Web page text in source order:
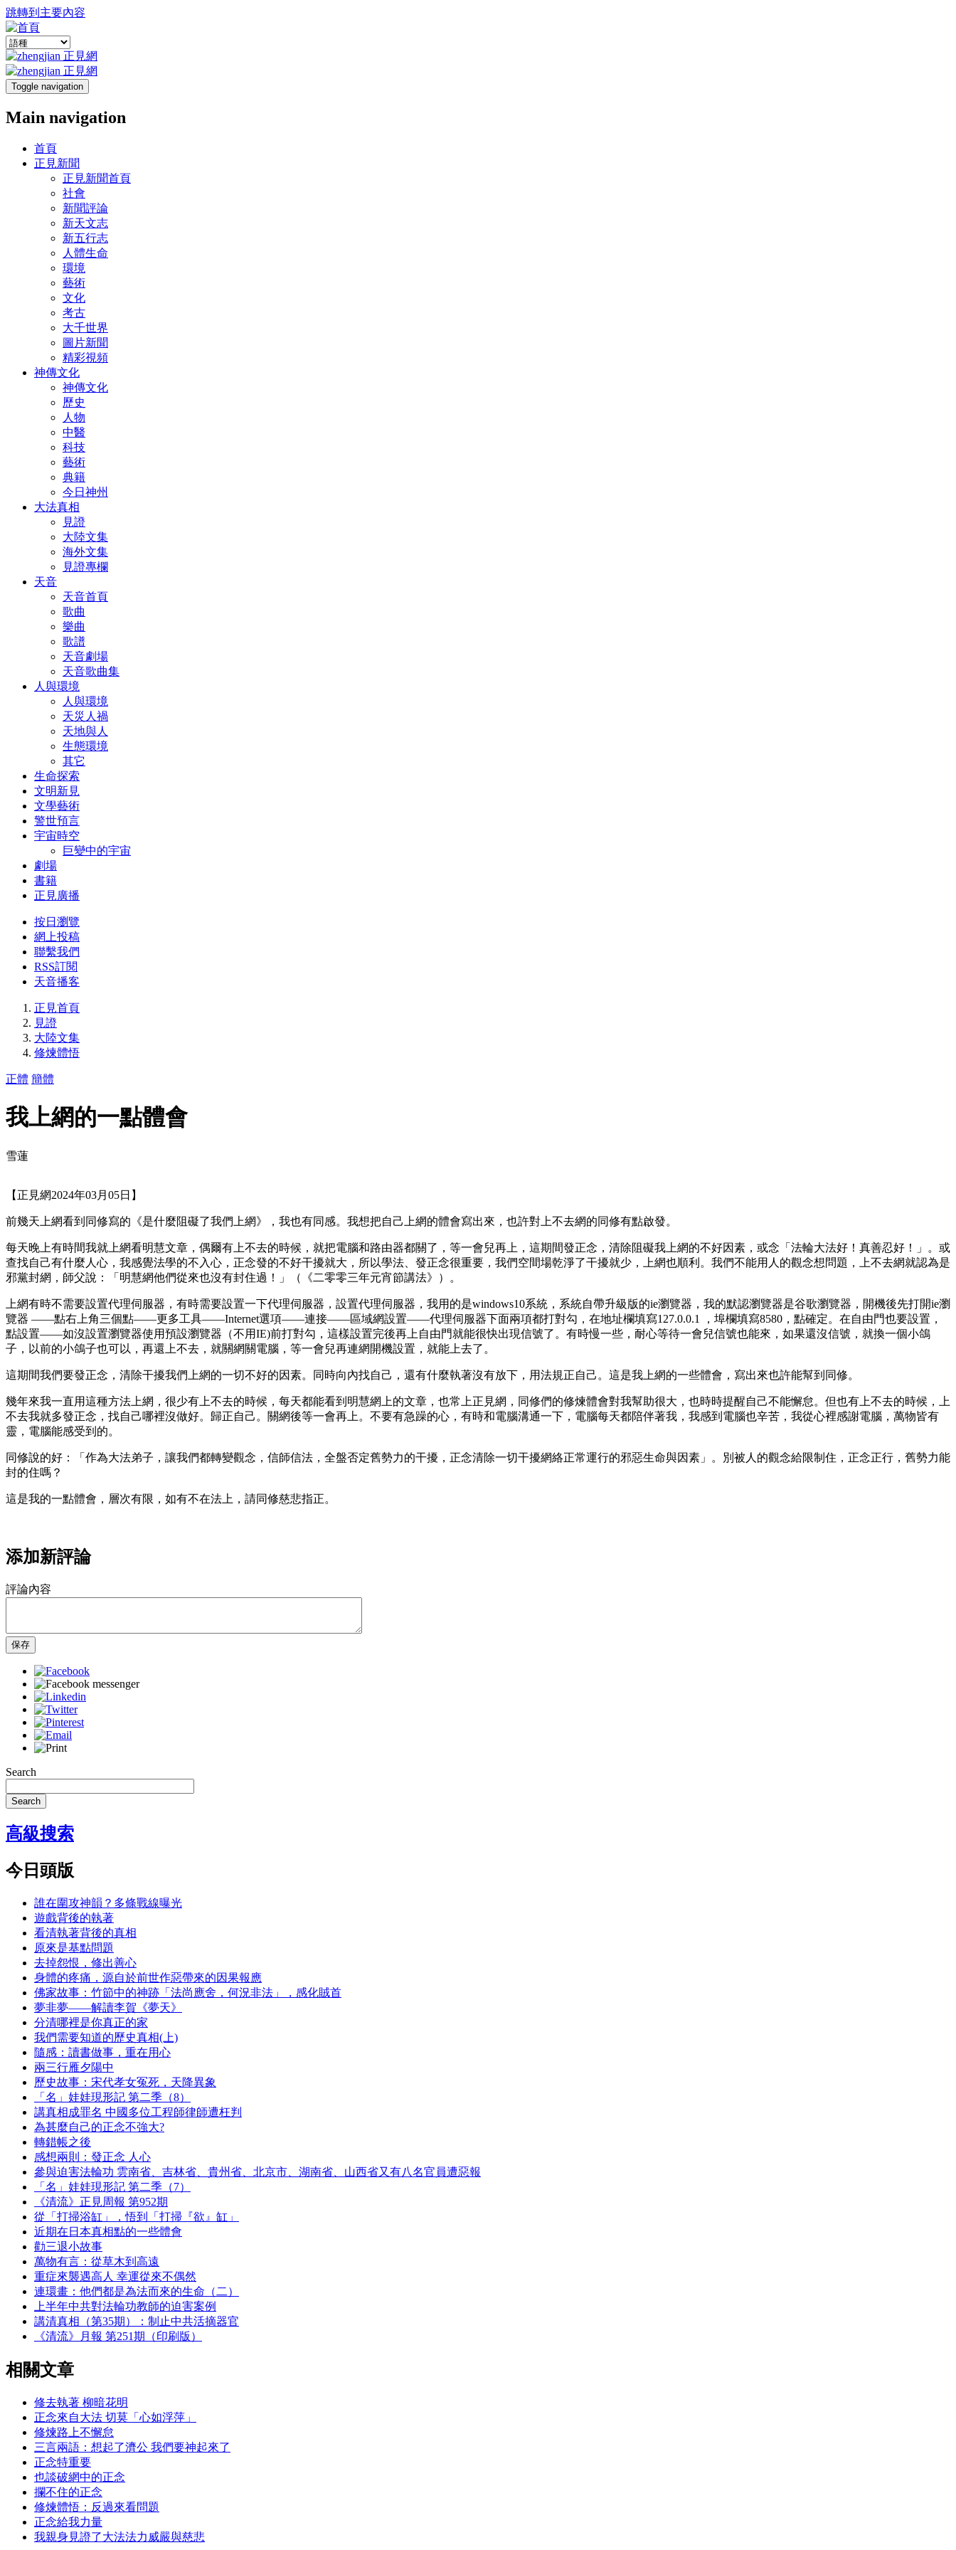
跳轉到主要內容
Toggle navigation
Main navigation
首頁
正見新聞
正見新聞首頁
社會
新聞評論
新天文志
新五行志
人體生命
環境
藝術
文化
考古
大千世界
圖片新聞
精彩視頻
神傳文化
神傳文化
歷史
人物
中醫
科技
藝術
典籍
今日神州
大法真相
見證
大陸文集
海外文集
見證專欄
天音
天音首頁
歌曲
樂曲
歌譜
天音劇場
天音歌曲集
人與環境
人與環境
天災人禍
天地與人
生態環境
其它
生命探索
文明新見
文學藝術
警世預言
宇宙時空
巨變中的宇宙
劇場
書籍
正見廣播
按日瀏覽
網上投稿
聯繫我們
RSS訂閱
天音播客
正見首頁
見證
大陸文集
修煉體悟
正體 簡體
我上網的一點體會
雪蓮
【正見網2024年03月05日】
前幾天上網看到同修寫的《是什麼阻礙了我們上網》，我也有同感。我想把自己上網的體會寫出來，也許對上不去網的同修有點啟發。
每天晚上有時間我就上網看明慧文章，偶爾有上不去的時候，就把電腦和路由器都關了，等一會兒再上，這期間發正念，清除阻礙我上網的不好因素，或念「法輪大法好！真善忍好！」。或
查找自己有什麼人心，我感覺法學的不入心，正念發的不好干擾就大，所以學法、發正念很重要，我們空間場乾淨了干擾就少，上網也順利。我們不能用人的觀念想問題，上不去網就認為是
邪黨封網，師父說：「明慧網他們從來也沒有封住過！」（《二零零三年元宵節講法》）。
上網有時不需要設置代理伺服器，有時需要設置一下代理伺服器，設置代理伺服器，我用的是windows10系統，系統自帶升級版的ie瀏覽器，我的默認瀏覽器是谷歌瀏覽器，開機後先打開ie瀏
覽器 ——點右上角三個點——更多工具——Internet選項——連接——區域網設置——代理伺服器下面兩項都打對勾，在地址欄填寫127.0.0.1 ，埠欄填寫8580，點確定。在自由門也要設置，
點設置——如沒設置瀏覽器使用預設瀏覽器（不用IE)前打對勾，這樣設置完後再上自由門就能很快出現信號了。有時慢一些，耐心等待一會兒信號也能來，如果還沒信號，就換一個小鴿
子，以前的小鴿子也可以，再還上不去，就關網關電腦，等一會兒再連網開機設置，就能上去了。
這期間我們要發正念，清除干擾我們上網的一切不好的因素。同時向內找自己，還有什麼執著沒有放下，用法規正自己。這是我上網的一些體會，寫出來也許能幫到同修。
幾年來我一直用這種方法上網，很少有上不去的時候，每天都能看到明慧網上的文章，也常上正見網，同修們的修煉體會對我幫助很大，也時時提醒自己不能懈怠。但也有上不去的時候，上
不去我就多發正念，找自己哪裡沒做好。歸正自己。關網後等一會再上。不要有急躁的心，有時和電腦溝通一下，電腦每天都陪伴著我，我感到電腦也辛苦，我從心裡感謝電腦，萬物皆有
靈，電腦能感受到的。
同修說的好：「作為大法弟子，讓我們都轉變觀念，信師信法，全盤否定舊勢力的干擾，正念清除一切干擾網絡正常運行的邪惡生命與因素」。別被人的觀念給限制住，正念正行，舊勢力能
封的住嗎？
這是我的一點體會，層次有限，如有不在法上，請同修慈悲指正。
添加新評論
評論內容
保存
Search
Search
高級搜索
今日頭版
誰在圍攻神韻？多條戰線曝光
遊戲背後的執著
看清執著背後的真相
原來是基點問題
去掉怨恨，修出善心
身體的疼痛，源自於前世作惡帶來的因果報應
佛家故事：竹節中的神跡「法尚應舍，何況非法」，感化賊首
夢非夢——解讀李賀《夢天》
分清哪裡是你真正的家
我們需要知道的歷史真相(上)
隨感：讀書做事，重在用心
兩三行雁夕陽中
歷史故事：宋代孝女冤死，天降異象
「名」娃娃現形記 第二季（8）
講真相成罪名 中國多位工程師律師遭枉判
為甚麼自己的正念不強大?
轉錯帳之後
感想兩則：發正念 人心
參與迫害法輪功 雲南省、吉林省、貴州省、北京市、湖南省、山西省又有八名官員遭惡報
「名」娃娃現形記 第二季（7）
《清流》正見周報 第952期
從「打掃浴缸」，悟到「打掃『欲』缸」
近期在日本真相點的一些體會
勸三退小故事
萬物有言：從草木到高遠
重症來襲遇高人 幸運從來不偶然
連環畫：他們都是為法而來的生命（二）
上半年中共對法輪功教師的迫害案例
講清真相（第35期）：制止中共活摘器官
《清流》月報 第251期（印刷版）
相關文章
修去執著 柳暗花明
正念來自大法 切莫「心如浮萍」
修煉路上不懈怠
三言兩語：想起了濟公 我們要神起來了
正念特重要
也談破網中的正念
攔不住的正念
修煉體悟：反過來看問題
正念給我力量
我親身見證了大法法力威嚴與慈悲